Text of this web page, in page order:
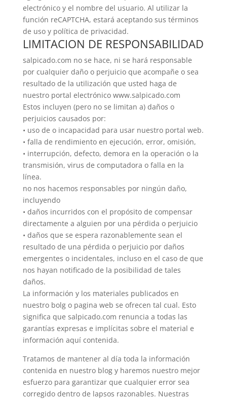
electrónico y el nombre del usuario. Al utilizar la
función reCAPTCHA, estará aceptando sus términos
de uso y política de privacidad.
LIMITACION DE RESPONSABILIDAD
salpicado.com no se hace, ni se hará responsable
por cualquier daño o perjuicio que acompañe o sea
resultado de la utilización que usted haga de
nuestro portal electrónico www.salpicado.com
Estos incluyen (pero no se limitan a) daños o
perjuicios causados por:
• uso de o incapacidad para usar nuestro portal web.
• falla de rendimiento en ejecución, error, omisión,
• interrupción, defecto, demora en la operación o la
transmisión, virus de computadora o falla en la
línea.
no nos hacemos responsables por ningún daño,
incluyendo
• daños incurridos con el propósito de compensar
directamente a alguien por una pérdida o perjuicio
• daños que se espera razonablemente sean el
resultado de una pérdida o perjuicio por daños
emergentes o incidentales, incluso en el caso de que
nos hayan notificado de la posibilidad de tales
daños.
La información y los materiales publicados en
nuestro bolg o pagina web se ofrecen tal cual. Esto
significa que salpicado.com renuncia a todas las
garantías expresas e implícitas sobre el material e
información aquí contenida.
Tratamos de mantener al día toda la información
contenida en nuestro blog y haremos nuestro mejor
esfuerzo para garantizar que cualquier error sea
corregido dentro de lapsos razonables. Nuestras